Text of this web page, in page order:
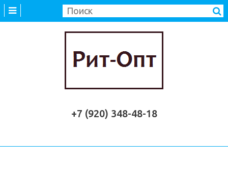
+7 (920) 348-48-18